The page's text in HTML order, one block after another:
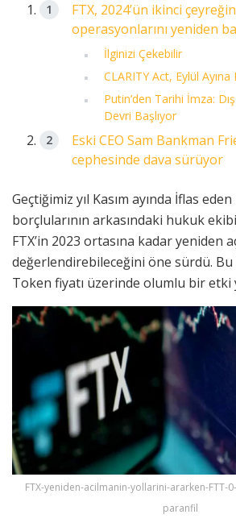
FTX, 2024’ün ikinci
operasyonlarını yeniden
İlginizi Çekebilir
CLARITY Act, Eylül Ayına
Putin’den Tarihi İmza:
Devri Başlıyor
Eski CEO Sam Bankman
cephesinde dava sürüyor
Geçtiğimiz yıl Kasım ayında İflas
borçlularının arkasındaki hukuk
FTX’in 2023 ortasına kadar yeniden
değerlendirebileceğini öne sürdü.
Token fiyatı üzerinde olumlu bir etki
FTX-yeniden-acilmanin-yollarini-ararken-FTT-
paranfil